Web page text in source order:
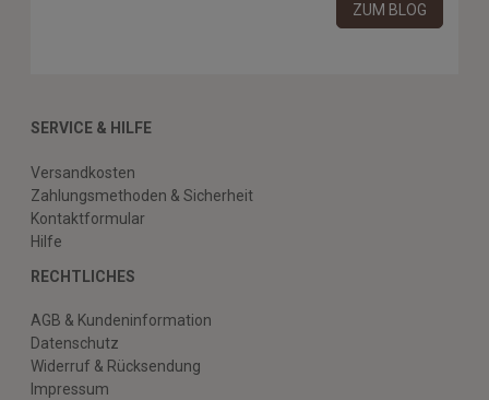
ZUM BLOG
SERVICE & HILFE
Versandkosten
Zahlungsmethoden & Sicherheit
Kontaktformular
Hilfe
RECHTLICHES
AGB & Kundeninformation
Datenschutz
Widerruf & Rücksendung
Impressum